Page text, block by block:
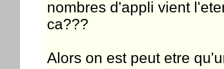
nombres d'appli vient
ca???
Alors on est peut etre